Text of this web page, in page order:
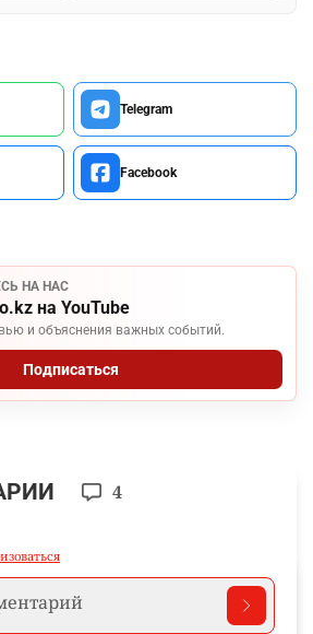
Telegram
Facebook
НА НАС
на YouTube
и объяснения важных событий.
Подписаться
4